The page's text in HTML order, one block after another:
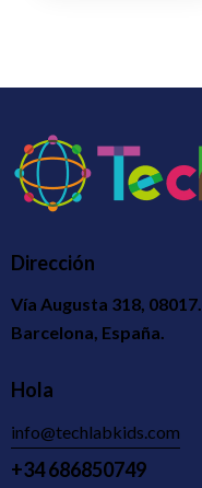
Dirección
Vía Augusta 318, 08017.
Barcelona, España.
Hola
info@techlabkids.com
+34 686850749